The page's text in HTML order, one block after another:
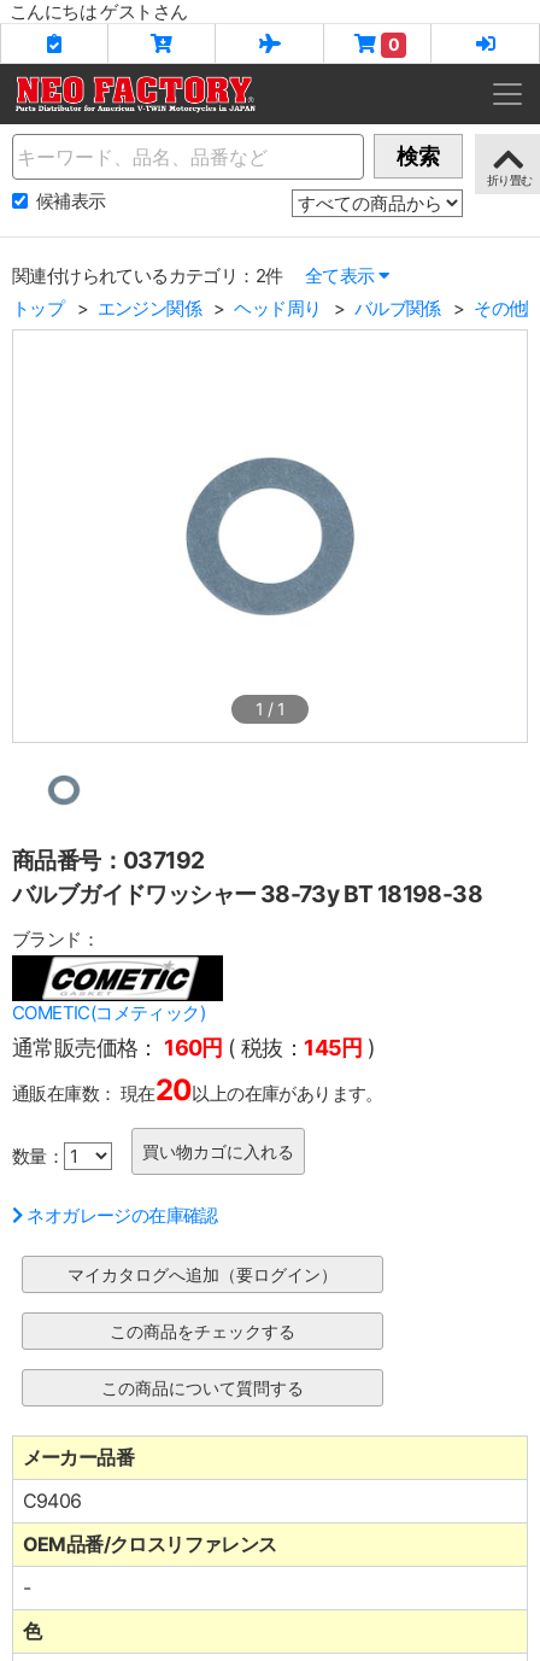
こんにちは ゲストさん
0
Name 検索
候補表示
関連付けられているカテゴリ：2件
全て表示
トップ
エンジン関係 ヘッド周り バルブ関係 その他
1 / 1
商品番号：037192
バルブガイドワッシャー 38-73y BT 18198-38
ブランド：
COMETIC(コメティック)
通常販売価格： 160円 ( 税抜： 145円 )
通販在庫数： 現在20以上の在庫があります。
数量：
ネオガレージの在庫確認
メーカー品番
C9406
OEM品番/クロスリファレンス
-
色